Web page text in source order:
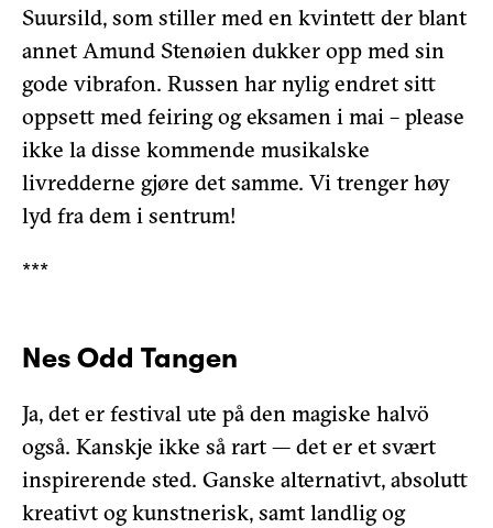
Suursild, som stiller med en kvintett der blant
annet Amund Stenøien dukker opp med sin
gode vibrafon. Russen har nylig endret sitt
oppsett med feiring og eksamen i mai – please
ikke la disse kommende musikalske
livredderne gjøre det samme. Vi trenger høy
lyd fra dem i sentrum!
***
Nes Odd Tangen
Ja, det er festival ute på den magiske halvö
også. Kanskje ikke så rart — det er et svært
inspirerende sted. Ganske alternativt, absolutt
kreativt og kunstnerisk, samt landlig og